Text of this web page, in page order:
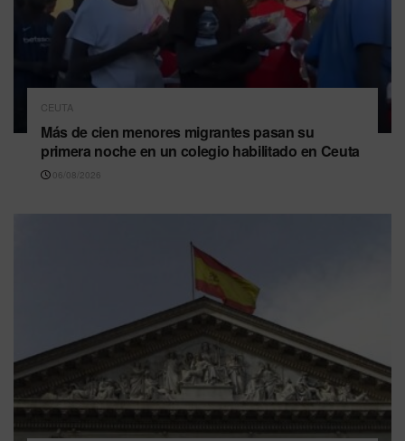
CEUTA
Más de cien menores migrantes pasan su
primera noche en un colegio habilitado en Ceuta
06/08/2026